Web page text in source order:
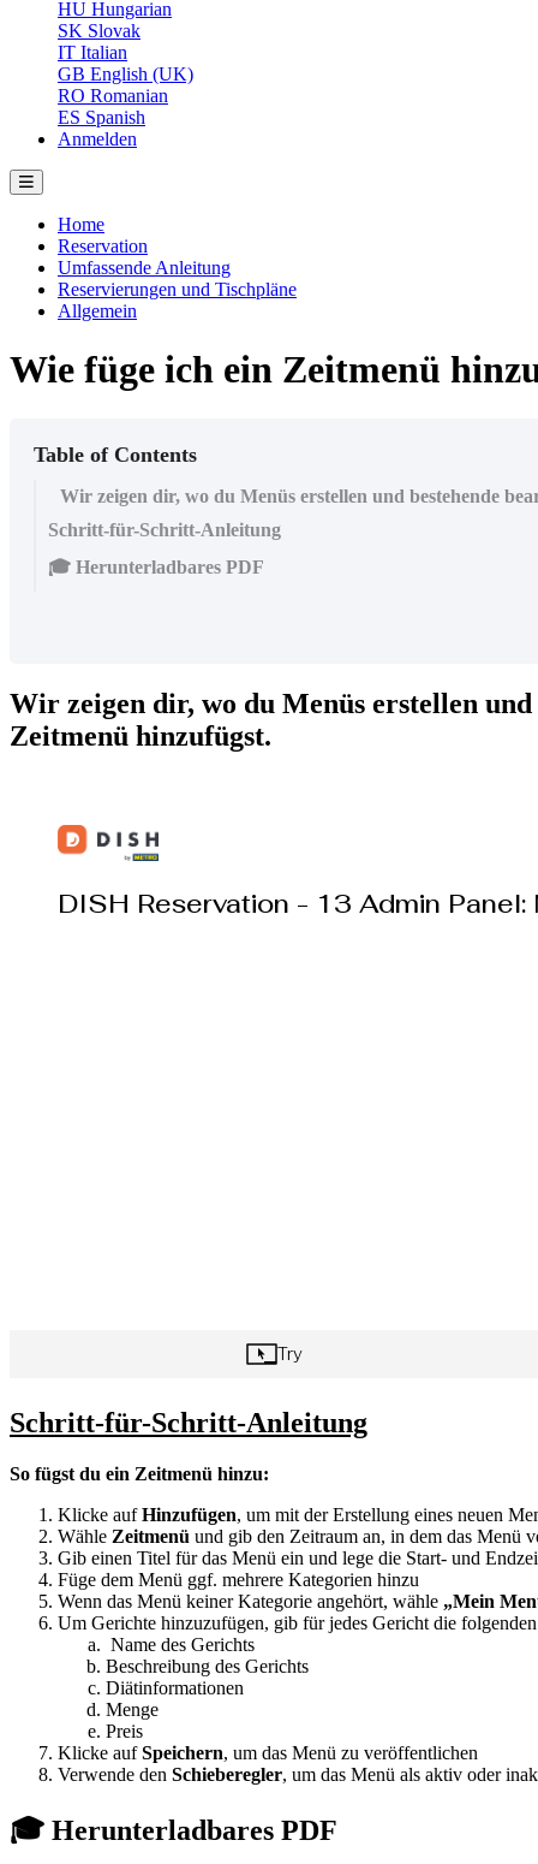
HU Hungarian
SK Slovak
IT Italian
GB English (UK)
RO Romanian
ES Spanish
Anmelden
Home
Reservation
Umfassende Anleitung
Reservierungen und Tischpläne
Allgemein
Wie füge ich ein Zeitmenü
Table of Contents
Wir zeigen dir, wo du Menüs erstellen und bestehende
Schritt-für-Schritt-Anleitung
🎓 Herunterladbares PDF
Wir zeigen dir, wo du Menüs erstellen
Zeitmenü hinzufügst.
Schritt-für-Schritt-Anleitung
So fügst du ein Zeitmenü hinzu:
Klicke aufHinzufügen, um mit der Erstellung eines neuen
Wähle Zeitmenü und gib den Zeitraum an, in dem das Menü
Gib einen Titel für das Menü ein und lege die Start- und
Füge dem Menü ggf. mehrere Kategorien hinzu
Wenn das Menü keiner Kategorie angehört, wähle „Mein
Um Gerichte hinzuzufügen, gib für jedes Gericht die
Name des Gerichts
Beschreibung des Gerichts
Diätinformationen
Menge
Preis
Klicke aufSpeichern, um das Menü zu veröffentlichen
Verwende den Schieberegler, um das Menü als aktiv oder
🎓 Herunterladbares PDF